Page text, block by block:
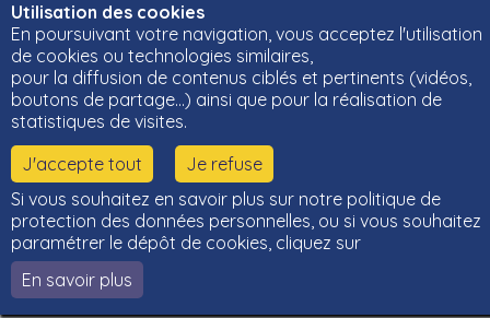
Utilisation des cookies
En poursuivant votre navigation, vous acceptez l'utilisation
de cookies ou technologies similaires,
pour la diffusion de contenus ciblés et pertinents (vidéos,
boutons de partage…) ainsi que pour la réalisation de
statistiques de visites.
J'accepte tout
Je refuse
Si vous souhaitez en savoir plus sur notre politique de
protection des données personnelles, ou si vous souhaitez
paramétrer le dépôt de cookies, cliquez sur
En savoir plus
© Cléor 2020 -Gestion des données personnelles-Mentions
légales- Choisir une autre région-Accessibilité : non conforme
Cléor est un outil développé par les régions Bretagne, Centre-Val de Loire et
Bourgogne-Franche-Comté et leurs Carif-Oref associés.